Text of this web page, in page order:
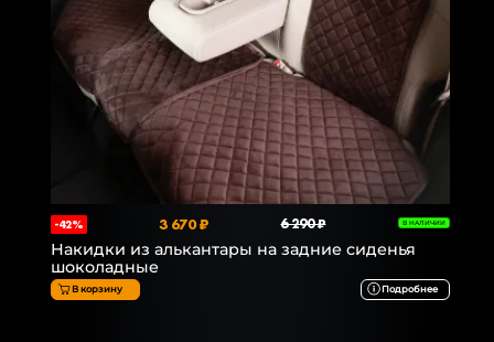
-42% 3 670 ₽ 6 290 ₽ В НАЛИЧИИ
Накидки из алькантары на задние сиденья
шоколадные
В корзину Подробнее